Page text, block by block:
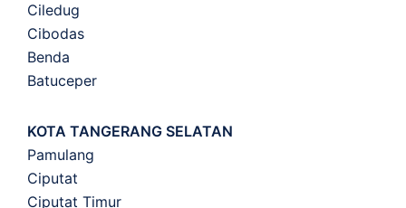
Ciledug
Cibodas
Benda
Batuceper
KOTA TANGERANG SELATAN
Pamulang
Ciputat
Ciputat Timur